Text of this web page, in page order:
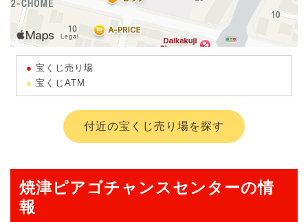
宝くじ売り場
宝くじATM
付近の宝くじ売り場を探す
焼津ピアゴチャンスセンターの情
報